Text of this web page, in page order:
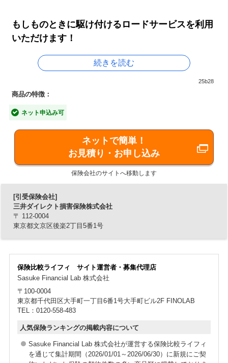
もしものときに駆け付けるロードサービスを利用
いただけます！
事故または故障でバイクが自力走行不可能となった場合、
す。
■緊急宿泊費用・緊急帰宅費用・車両搬送費用サ
ご契約のバイクが事故または故障で自力走行不能となり、
やむをえず最寄りのホテルに宿泊されたり、公共交通機関
で帰宅された場合等に、費用をお支払いします。
緊急宿泊費用：1事故1名あたり1泊1万円限度
緊急帰宅費用：1事故1名あたり2万円限度
車両搬送費用：1事故10万円限度。また事故発生地で修理
完了後自宅まで搬送する費用を車両搬送費用としてお支
払いします。
■ガソリン10リットルサービス
対象契約の保険期間中に1回を限度とします。
続きを読む
25b28
商品の特徴：
ネット申込み可
ネットで簡単！
お見積り・お申し込み
保険会社のサイトへ移動します
[引受保険会社]
三井ダイレクト損害保険株式会社
〒 112-0004
東京都文京区後楽2丁目5番1号
保険比較ライフィ サイト運営者・募集代理店
Sasuke Financial Lab 株式会社
〒100-0004
東京都千代田区大手町一丁目6番1号大手町ビル2F FINOLAB
TEL：0120-558-483
人気保険ランキングの掲載内容について
Sasuke Financial Lab 株式会社が運営する保険比較ライフィ
を通じて集計期間（2026/01/01～2026/06/30）に新規にご契